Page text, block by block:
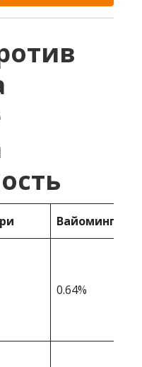
Вайоминг
0.64%